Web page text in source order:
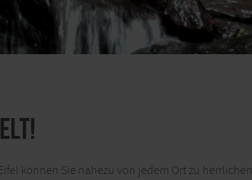
können Sie nahezu von jedem Ort zu herrlichen